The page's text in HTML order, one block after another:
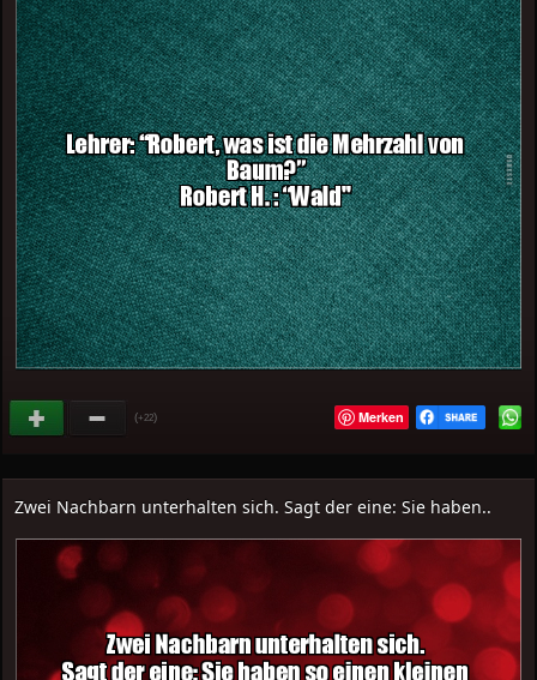
(+22) Merken
Zwei Nachbarn unterhalten sich. Sagt der eine: Sie haben..